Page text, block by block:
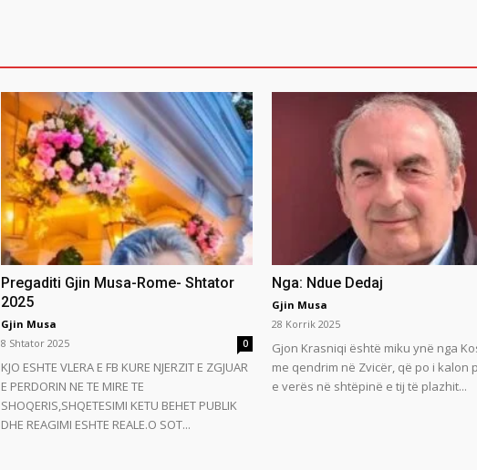
Pregaditi Gjin Musa-Rome- Shtator
2025
Gjin Musa
8 Shtator 2025
0
KJO ESHTE VLERA E FB KURE NJERZIT E ZGJUAR
E PERDORIN NE TE MIRE TE
SHOQERIS,SHQETESIMI KETU BEHET PUBLIK
DHE REAGIMI ESHTE REALE.O SOT...
Nga: Ndue Dedaj
Gjin Musa
28 Korrik 2025
Gjon Krasniqi është miku ynë nga
me qendrim në Zvicër, që po i kalon
e verës në shtëpinë e tij të plazhit...